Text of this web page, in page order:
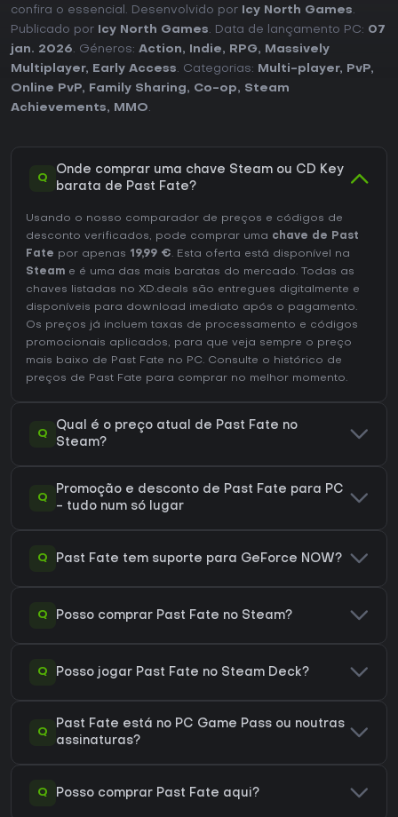
confira o essencial. Desenvolvido por
Icy North Games.
Publicado por
Icy North Games. Data de lançamento PC: 07
jan. 2026. Géneros: Action, Indie, RPG,
Massively
Multiplayer, Early Access. Categorias: Multi-player, PvP,
Online PvP, Family Sharing, Co-op, Steam
Achievements, MMO.
Q
Onde comprar uma chave Steam ou CD Key
barata de Past Fate?
Usando o nosso comparador de preços e códigos de
desconto verificados, pode comprar uma chave de Past
Fate por apenas 19,99 €. Esta oferta está disponível na
Steam e é uma das mais baratas do mercado. Todas as
chaves listadas no XD.deals são entregues digitalmente e
disponíveis para download imediato após o pagamento.
Os preços já incluem taxas de processamento e códigos
promocionais aplicados, para que veja sempre o preço
mais baixo de Past Fate no PC. Consulte o histórico de
preços de Past Fate para comprar no melhor momento.
Q
Qual é o preço atual de Past Fate no
Steam?
Q
Promoção e desconto de Past Fate para PC
- tudo num só lugar
Q Past Fate tem suporte para GeForce NOW?
Q Posso comprar Past Fate no Steam?
Q Posso jogar Past Fate no Steam Deck?
Q
Past Fate está no PC Game Pass ou noutras
assinaturas?
Q Posso comprar Past Fate aqui?